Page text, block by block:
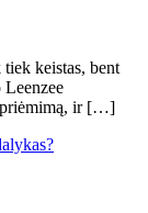
keistas, bent
priėmimą, ir […]